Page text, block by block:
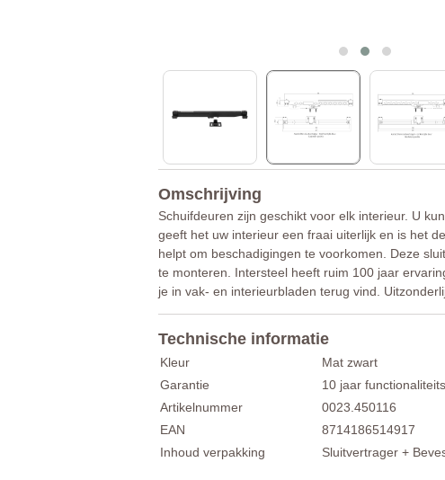
Omschrijving
Schuifdeuren zijn geschikt voor elk interieur. U
geeft het uw interieur een fraai uiterlijk en is het
helpt om beschadigingen te voorkomen. Deze
te monteren. Intersteel heeft ruim 100 jaar
je in vak- en interieurbladen terug vind.
Technische informatie
Kleur
Mat zwart
Garantie
10 jaar
Artikelnummer
0023.450116
EAN
8714186514917
Inhoud verpakking
Sluitvertrager +